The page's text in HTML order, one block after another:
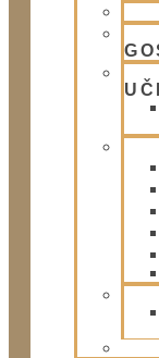
Trgovina
Žibertova 27, Ljubljana